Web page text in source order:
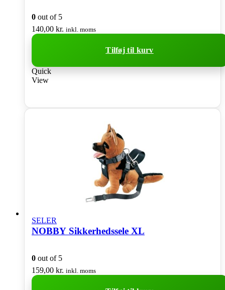
0 out of 5
140,00 kr. inkl. moms
Tilføj til kurv
Quick
View
SELER
NOBBY Sikkerhedssele XL
0 out of 5
159,00 kr. inkl. moms